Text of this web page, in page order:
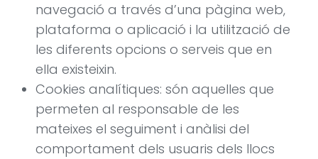
navegació a través d’una pàgina web,
plataforma o aplicació i la utilització de
les diferents opcions o serveis que en
ella existeixin.
Cookies analítiques: són aquelles que
permeten al responsable de les
mateixes el seguiment i anàlisi del
comportament dels usuaris dels llocs